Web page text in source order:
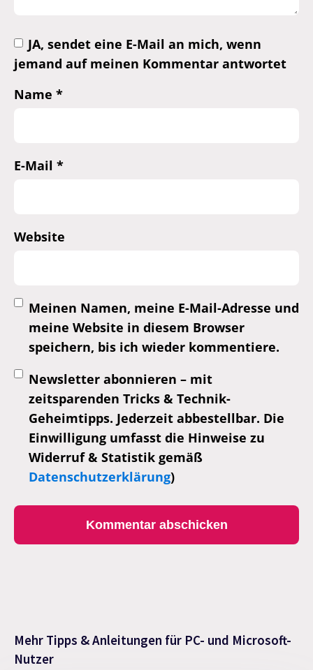
JA, sendet eine E-Mail an mich, wenn
jemand auf meinen Kommentar antwortet
Name *
E-Mail *
Website
Meinen Namen, meine E-Mail-Adresse und
meine Website in diesem Browser
speichern, bis ich wieder kommentiere.
Newsletter abonnieren – mit
zeitsparenden Tricks & Technik-
Geheimtipps. Jederzeit abbestellbar. Die
Einwilligung umfasst die Hinweise zu
Widerruf & Statistik gemäß
Datenschutzerklärung)
Mehr Tipps & Anleitungen für PC- und Microsoft-
Nutzer